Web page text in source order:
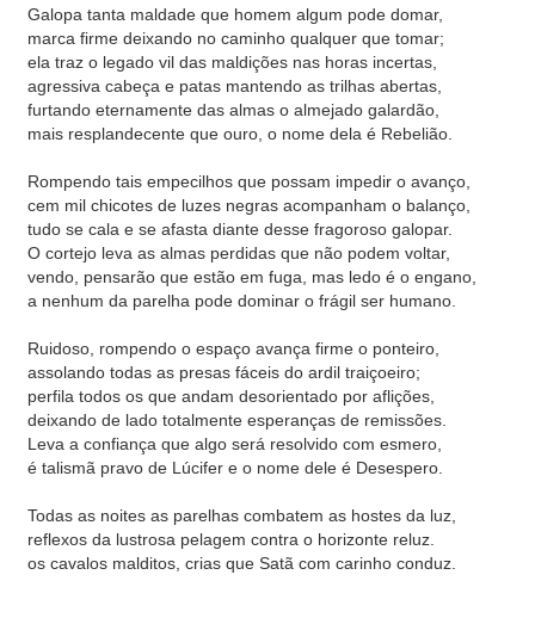
Galopa tanta maldade que homem algum pode domar,
marca firme deixando no caminho qualquer que tomar;
ela traz o legado vil das maldições nas horas incertas,
agressiva cabeça e patas mantendo as trilhas abertas,
furtando eternamente das almas o almejado galardão,
mais resplandecente que ouro, o nome dela é Rebelião.
Rompendo tais empecilhos que possam impedir o avanço,
cem mil chicotes de luzes negras acompanham o balanço,
tudo se cala e se afasta diante desse fragoroso galopar.
O cortejo leva as almas perdidas que não podem voltar,
vendo, pensarão que estão em fuga, mas ledo é o engano,
a nenhum da parelha pode dominar o frágil ser humano.
Ruidoso, rompendo o espaço avança firme o ponteiro,
assolando todas as presas fáceis do ardil traiçoeiro;
perfila todos os que andam desorientado por aflições,
deixando de lado totalmente esperanças de remissões.
Leva a confiança que algo será resolvido com esmero,
é talismã pravo de Lúcifer e o nome dele é Desespero.
Todas as noites as parelhas combatem as hostes da luz,
reflexos da lustrosa pelagem contra o horizonte reluz.
os cavalos malditos, crias que Satã com carinho conduz.